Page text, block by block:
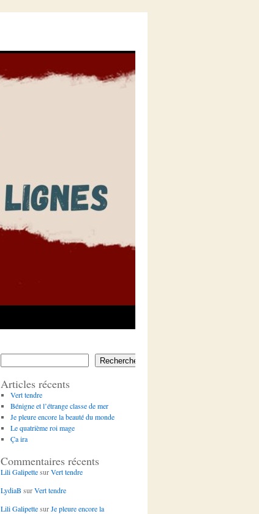
Rechercher
Articles récents
Vert tendre
Bénigne et l’étrange classe de mer
Je pleure encore la beauté du monde
Le quatrième roi mage
Ça ira
Commentaires récents
Lili GalipettesurVert tendre
LydiaB surVert tendre
Lili GalipettesurJe pleure encore la